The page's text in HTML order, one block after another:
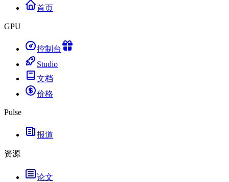
首页
GPU
控制台
Studio
文档
价格
Pulse
报道
资源
论文